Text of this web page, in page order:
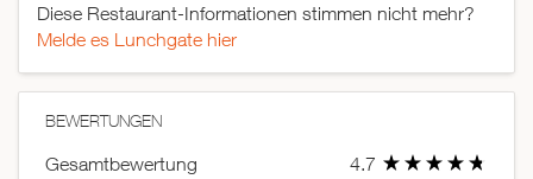
Diese Restaurant-Informationen stimmen nicht mehr?
Melde es Lunchgate hier
BEWERTUNGEN
Gesamtbewertung
4.7